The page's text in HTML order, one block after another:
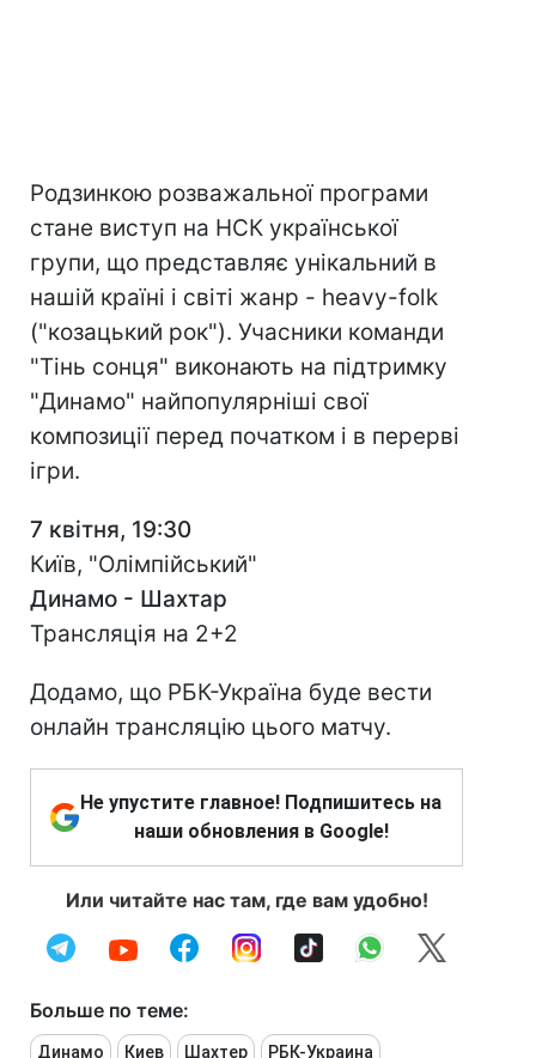
Родзинкою розважальної програми
стане виступ на НСК української
групи, що представляє унікальний в
нашій країні і світі жанр - heavy-folk
("козацький рок"). Учасники команди
"Тінь сонця" виконають на підтримку
"Динамо" найпопулярніші свої
композиції перед початком і в перерві
ігри.
7 квітня, 19:30
Київ, "Олімпійський"
Динамо - Шахтар
Трансляція на 2+2
Додамо, що РБК-Україна буде вести
онлайн трансляцію цього матчу.
Не упустите главное! Подпишитесь на
наши обновления в Google!
Или читайте нас там, где вам удобно!
Больше по теме:
Динамо Киев Шахтер РБК-Украина